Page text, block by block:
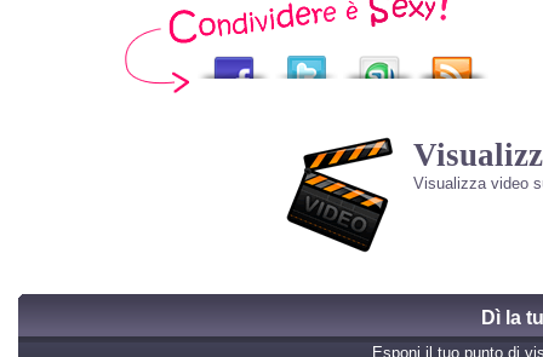
Visualizza video
Dì la
Esponi il tuo punto di